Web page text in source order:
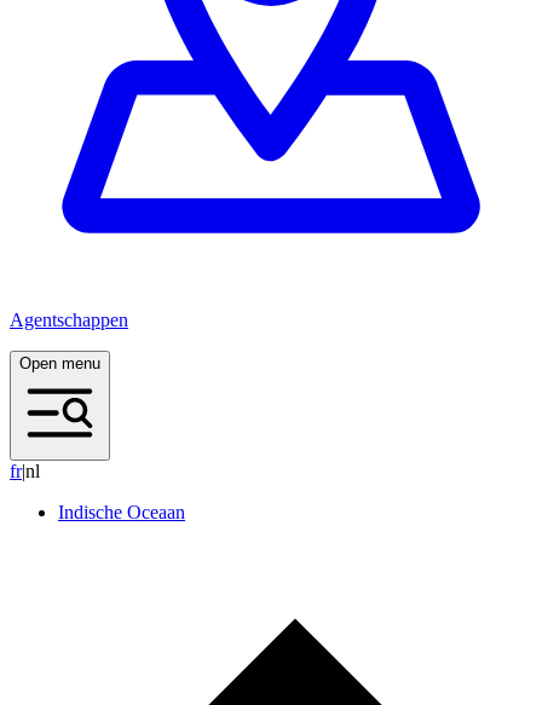
Agentschappen
Open menu
fr|nl
Indische Oceaan